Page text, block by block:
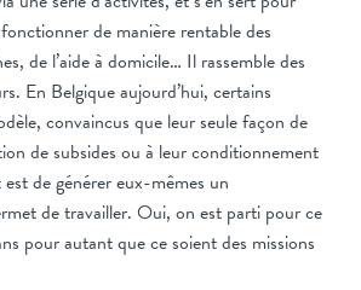
de manière rentable des
de l’aide à domicile… Il rassemble des
En Belgique aujourd’hui, certains
convaincus que leur seule façon de
de subsides ou à leur conditionnement
de générer eux-mêmes un
de travailler. Oui, on est parti pour ce
pour autant que ce soient des missions